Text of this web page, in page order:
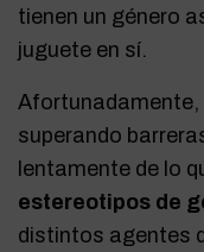
tienen un género
juguete en sí.
Afortunadamente,
superando
lentamente de lo
estereotipos de
distintos agentes